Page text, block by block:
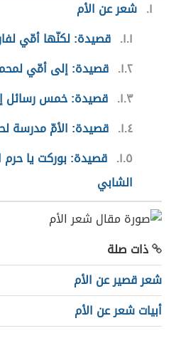
١ شعر عن الأم
١.١ قصيدة: لكنّها أمّي
١.٢ قصيدة: إلى أمّي
١.٣ قصيدة: خمس رسائل
١.٤ قصيدة: الأمّ مدرسة
١.٥ قصيدة: بوركت يا حرم
الشابي
ذات صلة
شعر قصير عن الأم
أبيات شعر عن الأم